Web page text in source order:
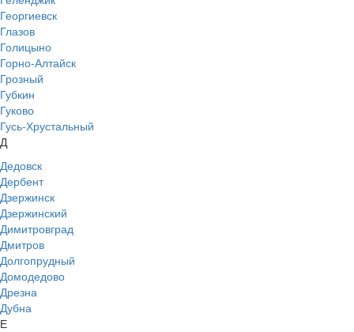
Георгиевск
Глазов
Голицыно
Горно-Алтайск
Грозный
Губкин
Гуково
Гусь-Хрустальный
Д
Дедовск
Дербент
Дзержинск
Дзержинский
Димитровград
Дмитров
Долгопрудный
Домодедово
Дрезна
Дубна
Е